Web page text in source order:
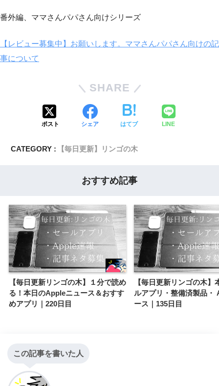
番外編、ママさんパパさん向けシリーズ
【レビュー募集中】お願いします。ママさんパパさん向けの記
事について
SHARE
ポスト シェア はてブ LINE
CATEGORY : 【毎日更新】リンゴの木
おすすめ記事
【毎日更新リンゴの木】１分で読め
る！本日のAppleニュース＆おすす
めアプリ｜220日目
【毎日更新リンゴの木】
ルアプリ・整備済製品・
ース｜135日目
この記事を書いた人